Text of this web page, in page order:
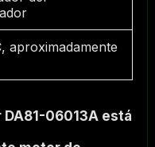
aproximadamente
06013A está